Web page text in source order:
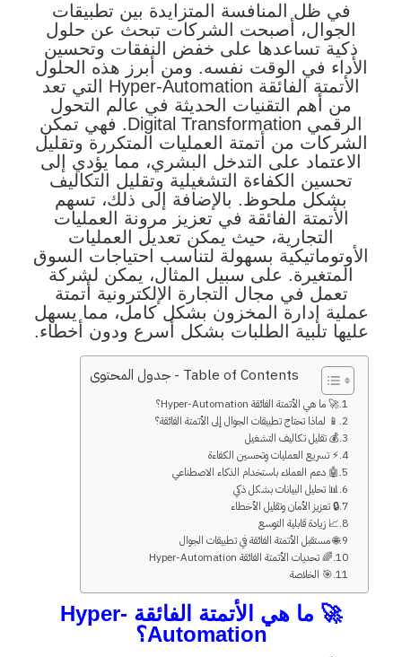
في ظل المنافسة المتزايدة بين تطبيقات
الجوال، أصبحت الشركات تبحث عن حلول
ذكية تساعدها على خفض النفقات وتحسين
الأداء في الوقت نفسه. ومن أبرز هذه الحلول
الأتمتة الفائقة Hyper-Automation التي تعد
من أهم التقنيات الحديثة في عالم التحول
الرقمي Digital Transformation. فهي تمكن
الشركات من أتمتة العمليات المتكررة وتقليل
الاعتماد على التدخل البشري، مما يؤدي إلى
تحسين الكفاءة التشغيلية وتقليل التكاليف
بشكل ملحوظ. بالإضافة إلى ذلك، تسهم
الأتمتة الفائقة في تعزيز مرونة العمليات
التجارية، حيث يمكن تعديل العمليات
الأوتوماتيكية بسهولة لتناسب احتياجات السوق
المتغيرة. على سبيل المثال، يمكن لشركة
تعمل في مجال التجارة الإلكترونية أتمتة
عملية إدارة المخزون بشكل كامل، مما يسهل
عليها تلبية الطلبات بشكل أسرع ودون أخطاء.
Table of Contents - جدول المحتوى
🚀 ما هي الأتمتة الفائقة Hyper-Automation؟
📱 لماذا تحتاج تطبيقات الجوال إلى الأتمتة الفائقة؟
💰 تقليل تكاليف التشغيل
⚡ تسريع العمليات وتحسين الكفاءة
🤖 دعم العملاء باستخدام الذكاء الاصطناعي
📊 تحليل البيانات بشكل ذكي
🔒 تعزيز الأمان وتقليل الأخطاء
📈 زيادة قابلية التوسع
🌐 مستقبل الأتمتة الفائقة في تطبيقات الجوال
🌈 تحديات الأتمتة الفائقة Hyper-Automation
🎯 الخلاصة
🚀 ما هي الأتمتة الفائقة Hyper-
Automation؟